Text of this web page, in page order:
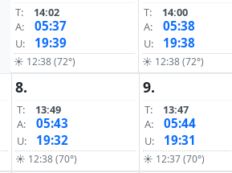
T:
14:02
A:
05:37
U: 19:39
☀ 12:38 (72°)
T:
14:00
A:
05:38
U: 19:38
☀ 12:38 (72°)
8.
T:
13:49
A:
05:43
U: 19:32
☀ 12:38 (70°)
9.
T:
13:47
A:
05:44
U: 19:31
☀ 12:37 (70°)